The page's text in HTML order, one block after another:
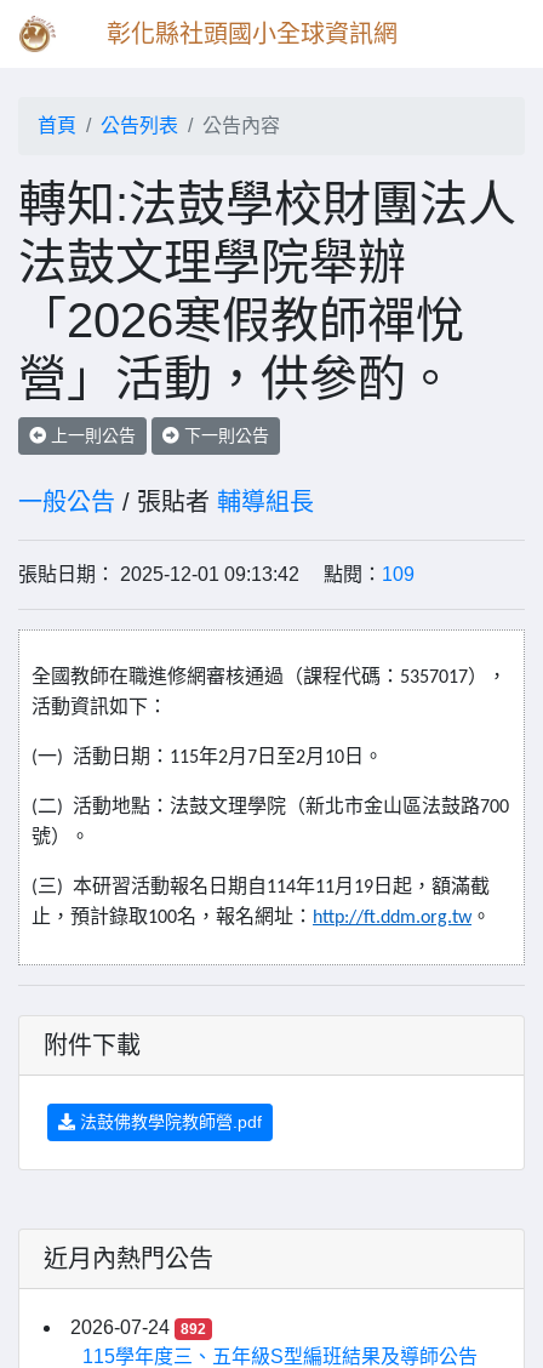
彰化縣社頭國小全球資訊網
首頁 公告列表 公告內容
轉知:法鼓學校財團法人
法鼓文理學院舉辦
「2026寒假教師禪悅
營」活動，供參酌。
上一則公告 下一則公告
一般公告 / 張貼者 輔導組長
張貼日期： 2025-12-01 09:13:42 點閱： 109
全國教師在職進修網審核通過（課程代碼： 5357017），
活動資訊如下：
(一) 活動日期： 115年2月 7 日至2月 10 日。
(二) 活動地點：法鼓文理學院（新北市金山區法鼓路700
號）。
(三) 本研習活動報名日期自114年11月 19 日起，額滿截
止，預計錄取100名，報名網址： http://ft.ddm.org.tw。
附件下載
法鼓佛教學院教師營.pdf
近月內熱門公告
2026-07-24 892
115學年度三、五年級S型編班結果及導師公告